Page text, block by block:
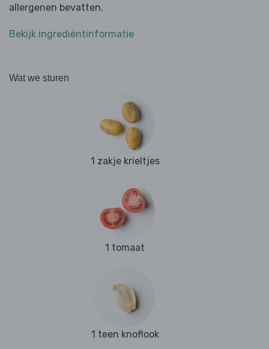
allergenen bevatten.
Bekijk ingrediëntinformatie
Wat we sturen
1 zakje krieltjes
1 tomaat
1 teen knoflook